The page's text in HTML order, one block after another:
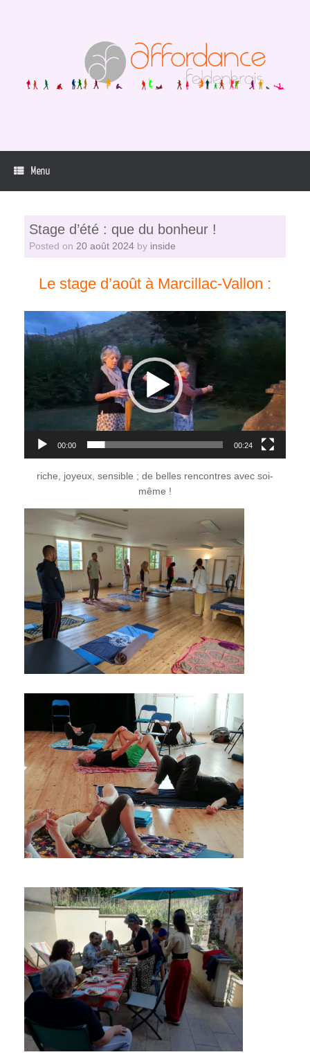
Menu
Stage d’été : que du bonheur !
Posted on 20 août 2024 by inside
Le stage d’août à Marcillac-Vallon :
Lecteur
vidéo
00:00 00:24
riche, joyeux, sensible ; de belles rencontres avec soi-
même !